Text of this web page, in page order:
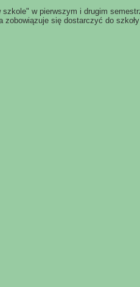
szkole" w pierwszym i drugim
się dostarczyć do